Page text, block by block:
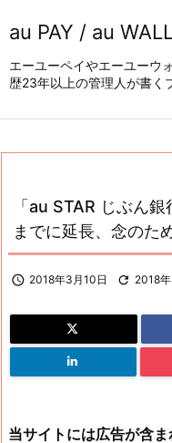
au PAY / au
エーユーペイやエーユーウ
歴23年以上の管理人が書く
「au STAR じぶん
までに延長、念のた
 2018年3月10日  2018
当サイトには広告が含ま